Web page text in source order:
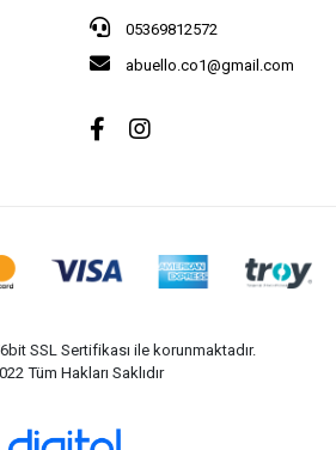
05369812572
abuello.co1@gmail.com
SSL Sertifikası ile korunmaktadır.
Tüm Hakları Saklıdır